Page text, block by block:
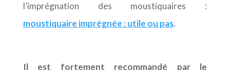
l’imprégnation des moustiquaires :
moustiquaire imprégnée : utile ou pas.
Il est fortement recommandé par le